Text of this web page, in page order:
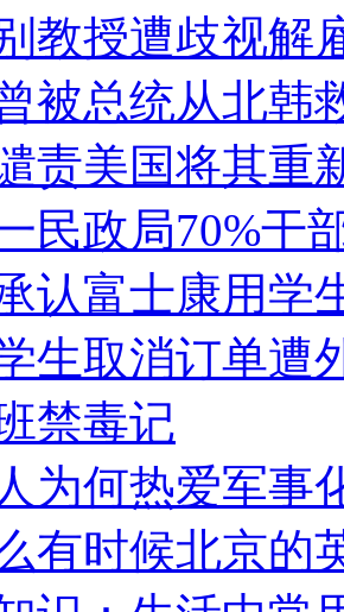
教授遭歧视解
被总统从北韩
责美国将其重
民政局70%干
认富士康用学
生取消订单遭
禁毒记
为何热爱军事
有时候北京的